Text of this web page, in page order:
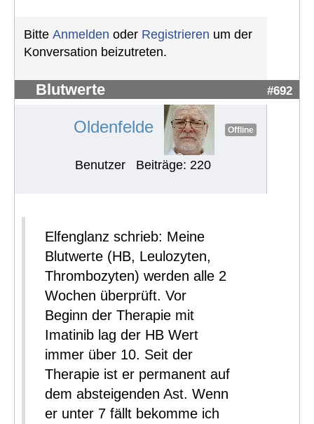
Bitte Anmelden oder Registrieren um der
Konversation beizutreten.
Blutwerte #692
Oldenfelde Offline
Benutzer Beiträge: 220
Elfenglanz schrieb: Meine
Blutwerte (HB, Leulozyten,
Thrombozyten) werden alle 2
Wochen überprüft. Vor
Beginn der Therapie mit
Imatinib lag der HB Wert
immer über 10. Seit der
Therapie ist er permanent auf
dem absteigenden Ast. Wenn
er unter 7 fällt bekomme ich